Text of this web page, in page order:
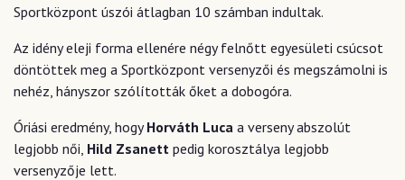
Sportközpont úszói átlagban 10 számban indultak.
Az idény eleji forma ellenére négy felnőtt egyesületi csúcsot
döntöttek meg a Sportközpont versenyzői és megszámolni is
nehéz, hányszor szólították őket a dobogóra.
Óriási eredmény, hogyHorváth Luca a verseny abszolút
legjobb női, Hild Zsanett pedig korosztálya legjobb
versenyzője lett.